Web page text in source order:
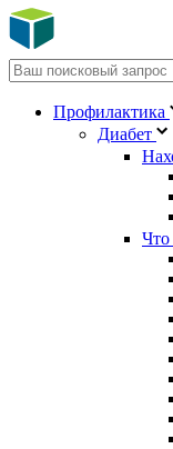
Профилактика
Диабет
Что